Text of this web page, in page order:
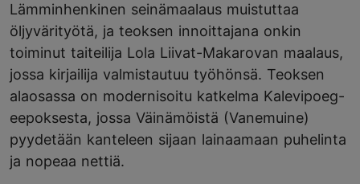
Lämminhenkinen seinämaalaus muistuttaa
öljyvärityötä, ja teoksen innoittajana onkin
toiminut taiteilija Lola Liivat-Makarovan maalaus,
jossa kirjailija valmistautuu työhönsä. Teoksen
alaosassa on modernisoitu katkelma Kalevipoeg-
eepoksesta, jossa Väinämöistä (Vanemuine)
pyydetään kanteleen sijaan lainaamaan puhelinta
ja nopeaa nettiä.